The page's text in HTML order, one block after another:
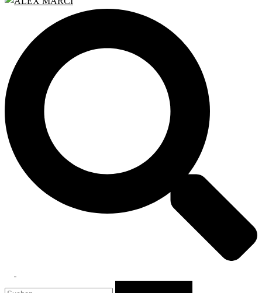
menu
Suchen